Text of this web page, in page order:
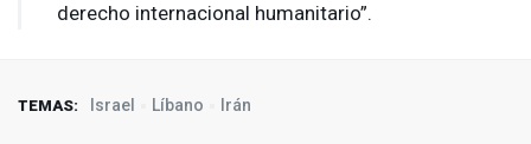
derecho internacional humanitario”.
TEMAS: Israel Líbano Irán